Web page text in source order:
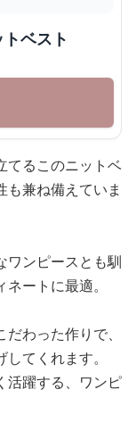
ベスト
てるこのニットベ
兼ね備えていま
ワンピースとも馴
ートに最適。
わった作りで、
てくれます。
活躍する、ワンピ